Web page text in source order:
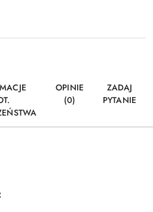
OPINIE
(0)
ZADAJ
PYTANIE